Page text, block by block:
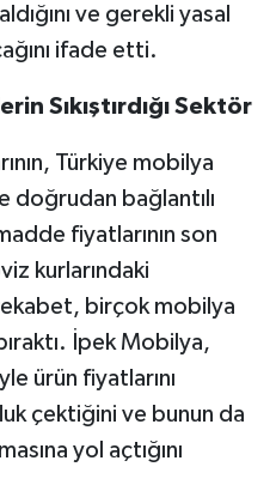
ve gerekli yasal
ifade etti.
Sıkıştırdığı Sektör
Türkiye mobilya
doğrudan bağlantılı
fiyatlarının son
kurlarındaki
birçok mobilya
İpek Mobilya,
ürün fiyatlarını
çektiğini ve bunun da
yol açtığını